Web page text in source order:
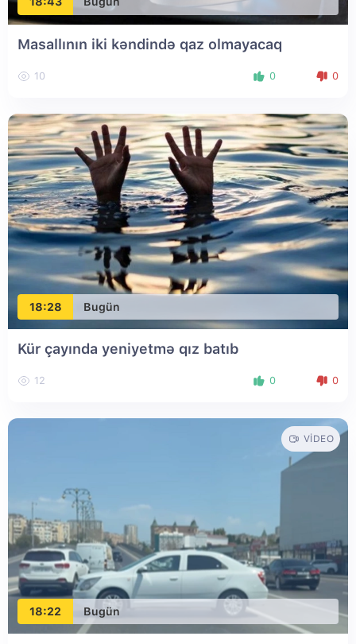
Masallının iki kəndində qaz olmayacaq
10 0 0
18:28 Bugün
Kür çayında yeniyetmə qız batıb
12 0 0
18:22 Bugün
VIDEO